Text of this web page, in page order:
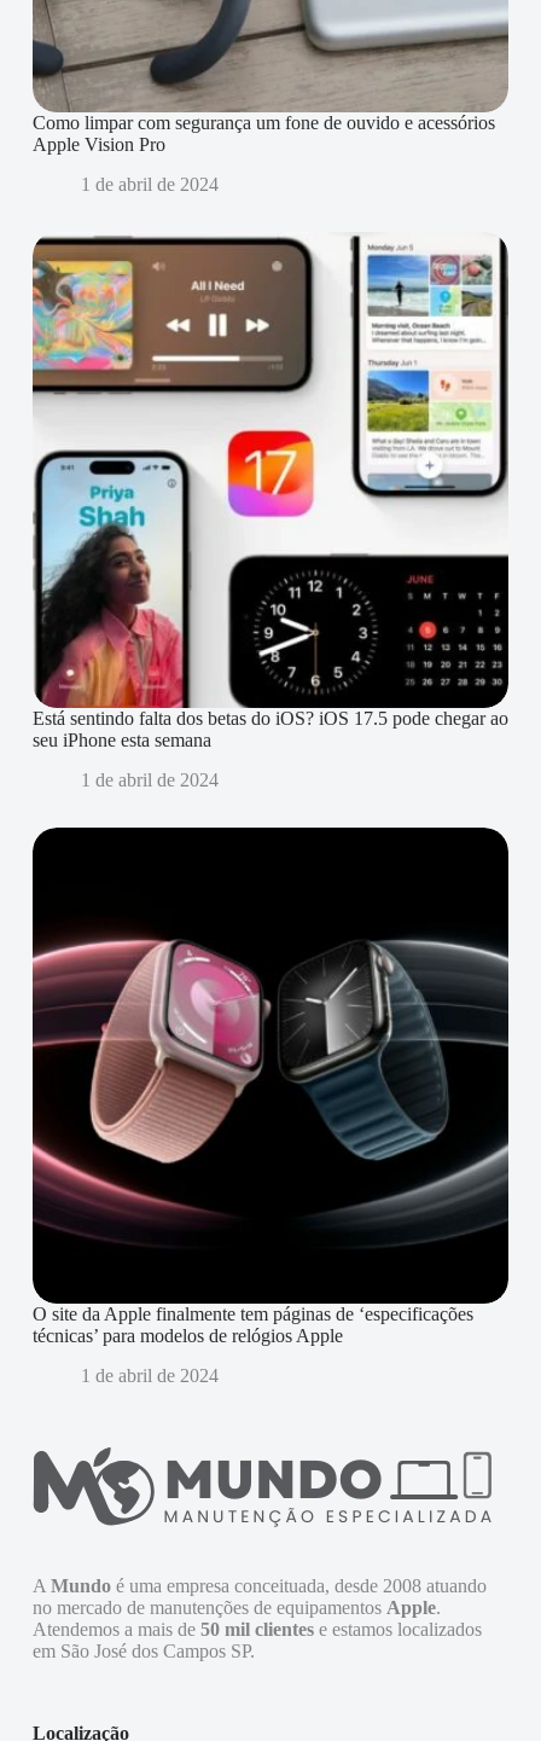
Como limpar com segurança um fone de ouvido e acessórios
Apple Vision Pro
1 de abril de 2024
Está sentindo falta dos betas do iOS? iOS 17.5 pode chegar ao
seu iPhone esta semana
1 de abril de 2024
O site da Apple finalmente tem páginas de ‘especificações
técnicas’ para modelos de relógios Apple
1 de abril de 2024
A Mundoé uma empresa conceituada, desde 2008 atuando
no mercado de manutenções de equipamentos Apple.
Atendemos a mais de 50 mil clientese estamos localizados
em São José dos Campos SP.
Localização